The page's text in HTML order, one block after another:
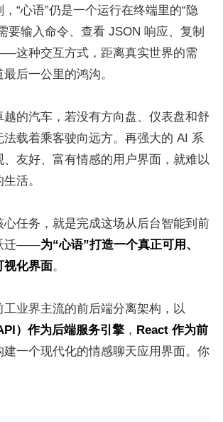
“心语”仍是一个运行在终端里的“隐
要输入命令、查看 JSON 响应、复制
这种交互方式，距离真实世界的需
后一公里的鸿沟。
越的汽车，若没有方向盘、仪表盘和舒
法载着乘客驶向远方。再强大的 AI 系
友好、富有情感的用户界面，就难以
活。
心任务，就是完成这场从后台智能到前
迁——为“心语”打造一个真正可用、
视化界面。
）作为后端服务引擎， React 作为前
建一个现代化的情感聊天应用界面。你